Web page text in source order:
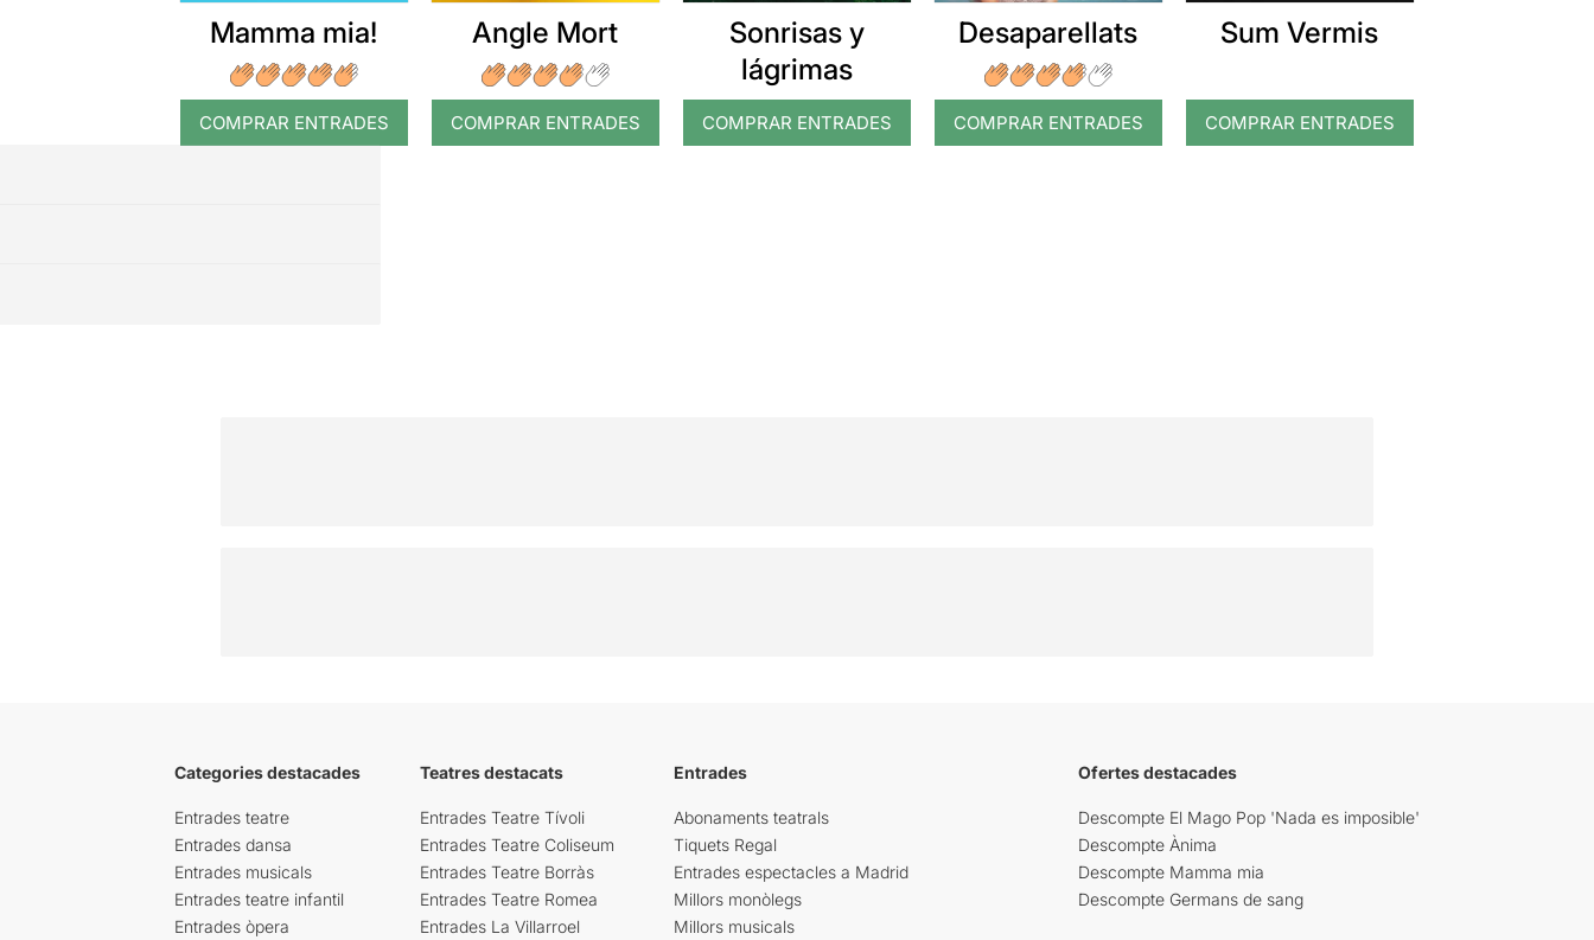
Mamma mia!
COMPRAR ENTRADES
Angle Mort
COMPRAR ENTRADES
Sonrisas y
lágrimas
COMPRAR ENTRADES
Desaparellats
COMPRAR ENTRADES
Sum Vermis
COMPRAR ENTRADES
Categories destacades
Entrades teatre
Entrades dansa
Entrades musicals
Entrades teatre infantil
Entrades òpera
Teatres destacats
Entrades Teatre Tívoli
Entrades Teatre Coliseum
Entrades Teatre Borràs
Entrades Teatre Romea
Entrades La Villarroel
Entrades
Abonaments teatrals
Tiquets Regal
Entrades espectacles a Madrid
Millors monòlegs
Millors musicals
Ofertes destacades
Descompte El Mago Pop 'Nada es imposible'
Descompte Ànima
Descompte Mamma mia
Descompte Germans de sang